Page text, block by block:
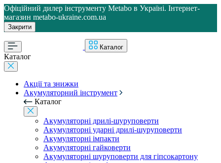
Офіційний дилер інструменту Metabo в Україні. Інтернет-
магазин metabo-ukraine.com.ua
Закрити
Каталог
Каталог
Акції та знижки
Акумуляторний інструмент
Каталог
Акумуляторні дрилі-шуруповерти
Акумуляторні ударні дрилі-шуруповерти
Акумуляторні імпакти
Акумуляторні гайковерти
Акумуляторні шуруповерти для гіпсокартону